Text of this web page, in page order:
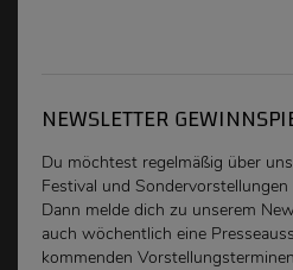
NEWSLETTER
Du möchtest regelmäßig über
Festival und Sondervorstellungen
Dann melde dich zu unserem
auch wöchentlich eine
kommenden